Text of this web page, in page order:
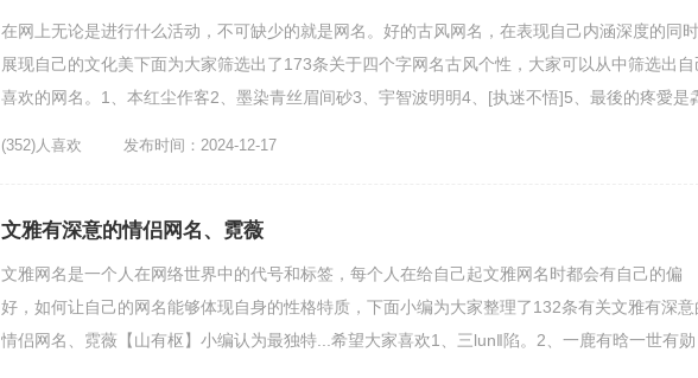
在网上无论是进行什么活动，不可缺少的就是网名。好的古风网名，在表现自己内涵深度的同时
展现自己的文化美下面为大家筛选出了173条关于四个字网名古风个性，大家可以从中筛选出自
喜欢的网名。1、本红尘作客2、墨染青丝眉间砂3、宇智波明明4、[执迷不悟]5、最後的疼愛是
(352)人喜欢 发布时间：2024-12-17
文雅有深意的情侣网名、霓薇
文雅网名是一个人在网络世界中的代号和标签，每个人在给自己起文雅网名时都会有自己的偏
好，如何让自己的网名能够体现自身的性格特质，下面小编为大家整理了132条有关文雅有深意
情侣网名、霓薇【山有枢】小编认为最独特...希望大家喜欢1、三lun‖陷。2、一鹿有晗一世有勋